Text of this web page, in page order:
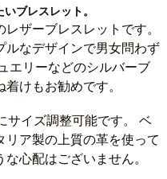
ブレスレット。
ザーブレスレットです。
ルなデザインで男女問わず
エリーなどのシルバーブ
けもお勧めです。
サイズ調整可能です。 ベ
リア製の上質の革を使って
心配はございません。